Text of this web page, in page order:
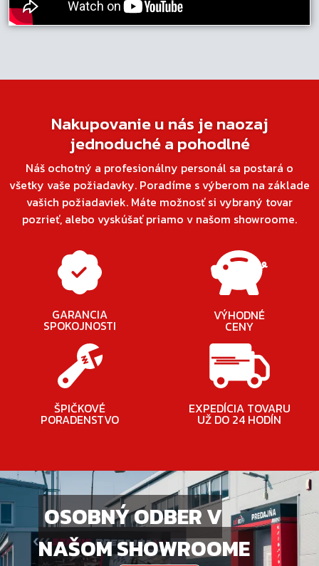
Nakupovanie u nás je naozaj
jednoduché a pohodlné
Náš ochotný a profesionálny personál sa postará o
všetky vaše požiadavky. Poradíme s výberom na základe
vašich požiadaviek. Máte možnosť si vybraný tovar
pozrieť, alebo vyskúšať priamo v našom showroome.
GARANCIA
SPOKOJNOSTI
VÝHODNÉ
CENY
ŠPIČKOVÉ
PORADENSTVO
EXPEDÍCIA TOVARU
UŽ DO 24 HODÍN
OSOBNÝ ODBER V
NAŠOM SHOWROOME